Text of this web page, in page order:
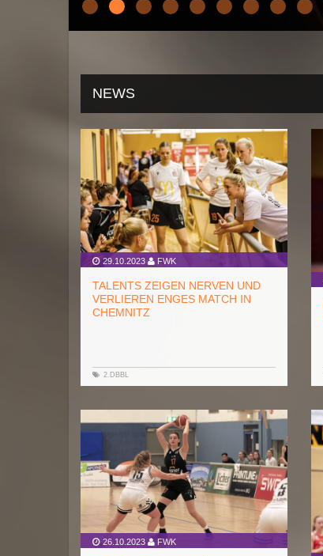
NEWS
29.10.2023 FWK
TALENTS ZEIGEN NERVEN UND
VERLIEREN ENGES MATCH IN
CHEMNITZ
2.DBBL
26.10.2023 FWK